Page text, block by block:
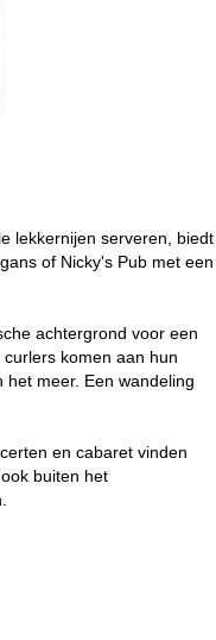
lekkernijen serveren, biedt
of Nicky's Pub met een
achtergrond voor een
komen aan hun
meer. Een wandeling
en cabaret vinden
buiten het